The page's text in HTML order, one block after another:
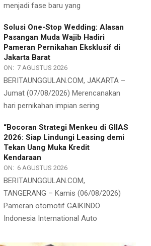
menjadi fase baru yang
Solusi One-Stop Wedding: Alasan
Pasangan Muda Wajib Hadiri
Pameran Pernikahan Eksklusif di
Jakarta Barat
ON: 7 AGUSTUS 2026
BERITAUNGGULAN.COM, JAKARTA –
Jumat (07/08/2026) Merencanakan
hari pernikahan impian sering
“Bocoran Strategi Menkeu di GIIAS
2026: Siap Lindungi Leasing demi
Tekan Uang Muka Kredit
Kendaraan
ON: 6 AGUSTUS 2026
BERITAUNGGULAN.COM,
TANGERANG – Kamis (06/08/2026)
Pameran otomotif GAIKINDO
Indonesia International Auto